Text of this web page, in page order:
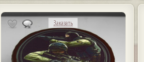
Заказать